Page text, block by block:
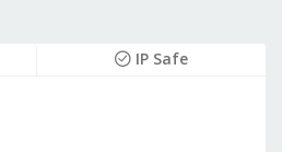
IP Safe